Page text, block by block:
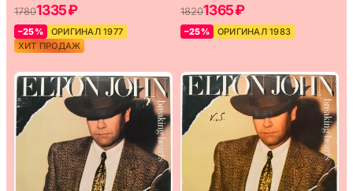
17801335 ₽
–25%
ОРИГИНАЛ 1977
ХИТ ПРОДАЖ
18201365 ₽
–25% ОРИГИНАЛ 1983